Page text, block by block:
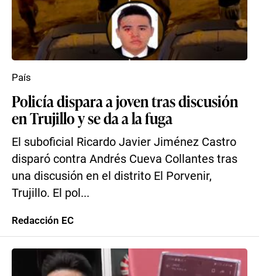
Policía dispara a joven tras discusión
en Trujillo y se da a la fuga
El suboficial Ricardo Javier Jiménez Castro
disparó contra Andrés Cueva Collantes tras
una discusión en el distrito El Porvenir,
Trujillo. El pol...
País
Redacción EC